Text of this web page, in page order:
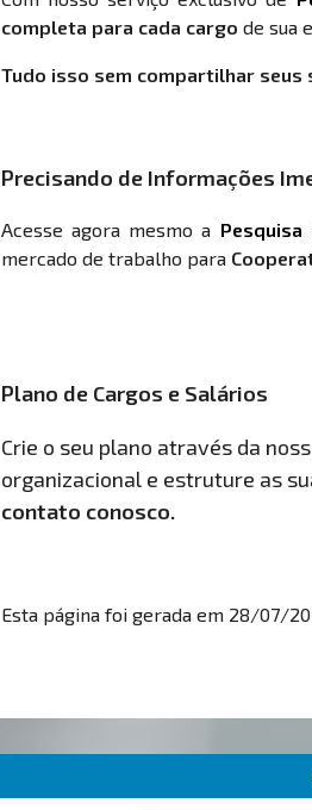
completa para cada cargo de sua
Tudo isso sem compartilhar seus
Precisando de Informações
Acesse agora mesmo a
mercado de trabalho para
Plano de Cargos e Salários
Crie o seu plano através da
organizacional e estruture as
contato conosco.
Esta página foi gerada em 28/07/